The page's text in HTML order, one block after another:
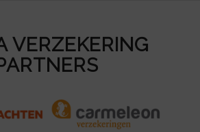
VERZEKERING